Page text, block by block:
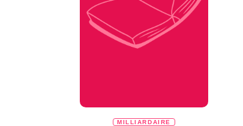
MILLIARDAIRE